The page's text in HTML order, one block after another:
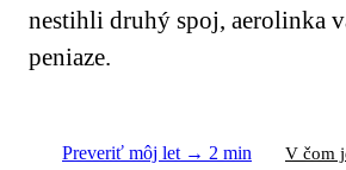
nestihli druhý spoj, aerolinka
peniaze.
Preveriť môj let → 2 min V čom